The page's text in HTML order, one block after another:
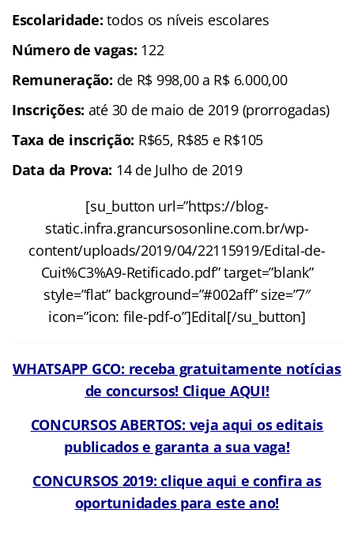
Escolaridade:todos os níveis escolares
Número de vagas: 122
Remuneração: de R$ 998,00 a R$ 6.000,00
Inscrições: até 30 de maio de 2019 (prorrogadas)
Taxa de inscrição: R$65, R$85 e R$105
Data da Prova: 14 de Julho de 2019
[su_button url=”https://blog-
static.infra.grancursosonline.com.br/wp-
content/uploads/2019/04/22115919/Edital-de-
Cuit%C3%A9-Retificado.pdf” target=”blank”
style=”flat” background=”#002aff” size=”7″
icon=”icon: file-pdf-o”]Edital[/su_button]
WHATSAPP GCO: receba gratuitamente notícias
de concursos! Clique AQUI!
CONCURSOS ABERTOS: veja aqui os editais
publicados e garanta a sua vaga!
CONCURSOS 2019: clique aqui e confira as
oportunidades para este ano!